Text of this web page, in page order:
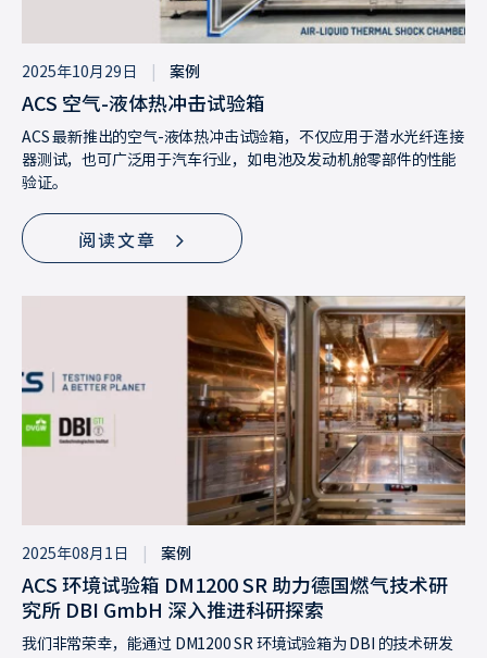
2025年10月29日 案例
ACS 空气-液体热冲击试验箱
ACS 最新推出的空气-液体热冲击试验箱，不仅应用于潜水光纤连接
器测试，也可广泛用于汽车行业，如电池及发动机舱零部件的性能
验证。
阅读文章
2025年08月1日 案例
ACS 环境试验箱 DM1200 SR 助力德国燃气技术研
究所 DBI GmbH 深入推进科研探索
我们非常荣幸，能通过 DM1200 SR 环境试验箱为 DBI 的技术研发